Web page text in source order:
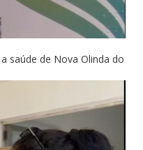
saúde de Nova Olinda do